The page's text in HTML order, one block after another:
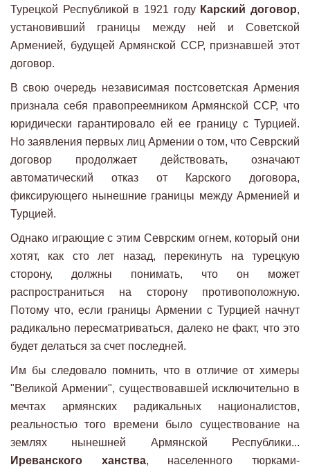
Турецкой Республикой в 1921 году Карский договор,
установивший границы между ней и Советской
Арменией, будущей Армянской ССР, признавшей этот
договор.
В свою очередь независимая постсоветская Армения
признала себя правопреемником Армянской ССР, что
юридически гарантировало ей ее границу с Турцией.
Но заявления первых лиц Армении о том, что Севрский
договор продолжает действовать, означают
автоматический отказ от Карского договора,
фиксирующего нынешние границы между Арменией и
Турцией.
Однако играющие с этим Севрским огнем, который они
хотят, как сто лет назад, перекинуть на турецкую
сторону, должны понимать, что он может
распространиться на сторону противоположную.
Потому что, если границы Армении с Турцией начнут
радикально пересматриваться, далеко не факт, что это
будет делаться за счет последней.
Им бы следовало помнить, что в отличие от химеры
"Великой Армении", существовавшей исключительно в
мечтах армянских радикальных националистов,
реальностью того времени было существование на
землях нынешней Армянской Республики...
Иреванского ханства, населенного тюрками-